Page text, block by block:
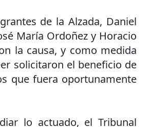
de la Alzada, Daniel
María Ordoñez y Horacio
la causa, y como medida
solicitaron el beneficio de
que fuera oportunamente
lo actuado, el Tribunal